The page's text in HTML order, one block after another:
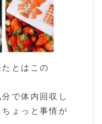
とはこの
で体内回収し
ょっと事情が